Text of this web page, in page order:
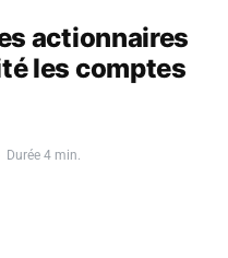
actionnaires
les comptes
Durée 4 min.